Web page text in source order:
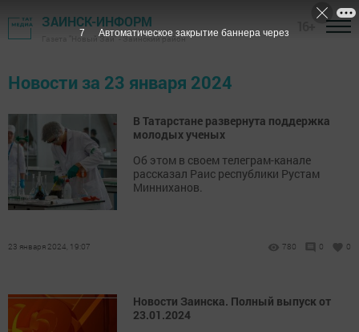
ЗАИНСК-ИНФОРМ
Газета "Новый Зай" - Заинский район
Новости за 23 января 2024
В Татарстане развернута поддержка
молодых ученых
Об этом в своем телеграм-канале
рассказал Раис республики Рустам
Минниханов.
23 января 2024, 19:07 780 0 0
Новости Заинска. Полный выпуск от
23.01.2024
7 Автоматическое закрытие баннера через